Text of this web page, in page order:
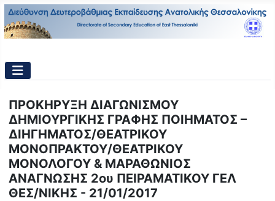
ΠΡΟΚΗΡΥΞΗ ΔΙΑΓΩΝΙΣΜΟΥ
ΔΗΜΙΟΥΡΓΙΚΗΣ ΓΡΑΦΗΣ ΠΟΙΗΜΑΤΟΣ –
ΔΙΗΓΗΜΑΤΟΣ/ΘΕΑΤΡΙΚΟΥ
ΜΟΝΟΠΡΑΚΤΟΥ/ΘΕΑΤΡΙΚΟΥ
ΜΟΝΟΛΟΓΟΥ & ΜΑΡΑΘΩΝΙΟΣ
ΑΝΑΓΝΩΣΗΣ 2ου ΠΕΙΡΑΜΑΤΙΚΟΥ ΓΕΛ
ΘΕΣ/ΝΙΚΗΣ - 21/01/2017